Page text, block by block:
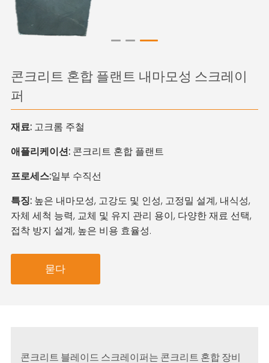
콘크리트 혼합 플랜트 내마모성 스크레이
퍼
재료: 고크롬 주철
애플리케이션: 콘크리트 혼합 플랜트
프로세스:일부 수직선
특징: 높은 내마모성, 고강도 및 인성, 고정밀 설계, 내식성,
자체 세척 능력, 교체 및 유지 관리 용이, 다양한 재료 선택,
접착 방지 설계, 높은 비용 효율성.
묻다
콘크리트 블레이드 스크레이퍼는 콘크리트 혼합 장비